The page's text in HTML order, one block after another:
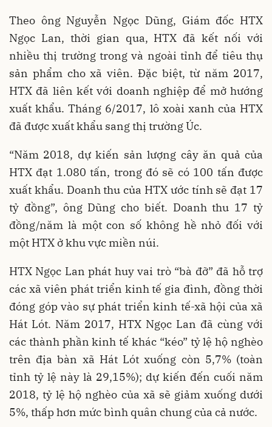
Theo ông Nguyễn Ngọc Dũng, Giám đốc HTX
Ngọc Lan, thời gian qua, HTX đã kết nối với
nhiều thị trường trong và ngoài tỉnh để tiêu thụ
sản phẩm cho xã viên. Đặc biệt, từ năm 2017,
HTX đã liên kết với doanh nghiệp để mở hướng
xuất khẩu. Tháng 6/2017, lô xoài xanh của HTX
đã được xuất khẩu sang thị trường Úc.
“Năm 2018, dự kiến sản lượng cây ăn quả của
HTX đạt 1.080 tấn, trong đó sẽ có 100 tấn được
xuất khẩu. Doanh thu của HTX ước tính sẽ đạt 17
tỷ đồng”, ông Dũng cho biết. Doanh thu 17 tỷ
đồng/năm là một con số không hề nhỏ đối với
một HTX ở khu vực miền núi.
HTX Ngọc Lan phát huy vai trò “bà đỡ” đã hỗ trợ
các xã viên phát triển kinh tế gia đình, đồng thời
đóng góp vào sự phát triển kinh tế-xã hội của xã
Hát Lót. Năm 2017, HTX Ngọc Lan đã cùng với
các thành phần kinh tế khác “kéo” tỷ lệ hộ nghèo
trên địa bàn xã Hát Lót xuống còn 5,7% (toàn
tỉnh tỷ lệ này là 29,15%); dự kiến đến cuối năm
2018, tỷ lệ hộ nghèo của xã sẽ giảm xuống dưới
5%, thấp hơn mức bình quân chung của cả nước.